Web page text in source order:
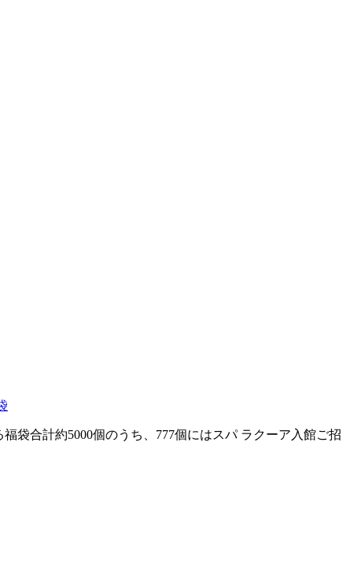
袋合計約5000個のうち、777個にはスパ ラクーア入館ご招